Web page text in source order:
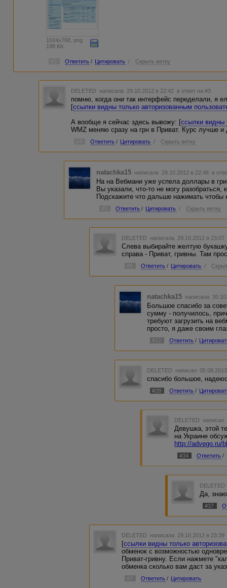
1024x768, png
198 Kb
Ответить / Цитировать / Скрыть ветку
DELETED написала 29.10.2012 в 22:42 в ответ на #3
помню, когда они так интерфейс переделали, я
[ссылки видны только авторизованным
А вообще я сейчас здесь вывожу: [ссылки видны
WMZ меняю сразу на грн в Приват. Курс лучше и
Ответить / Цитировать / Скрыть ветку
natachka15 написала 29.10.2012 в 22:48 в
На на Вебмани уже успела доллары в
Вы указали, что-то не могу
Подскажите что дальше нажимать чтобы
Ответить / Цитировать / Скрыть ветку
DELETED написала 29.10.2012 в
Слева выбирайте желтую
справа - Приват, гривны. Там
Ответить / Цитировать /
natachka15 написала
Большое спасибо за
сумму - получилось,
требуют загрузить на
просто, я даже своим
#12 Ответить /
DELETED написал
спасибо большое,
#28 Ответить /
DELETED написал
Девушка, этой
на Украине
http://advego.ru/
#34 Ответить /
DELETED
Да,
#37
DELETED написала 29.10.2012 в
[ссылки видны только
обменок с возможностью
Приват-гривну. Если нажмете
обменка сколько вам даст за
Ответить / Цитировать